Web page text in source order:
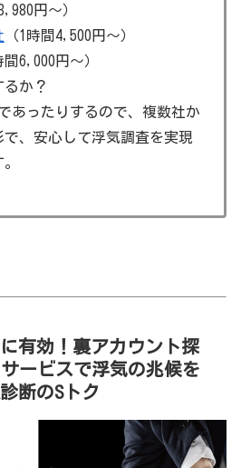
円～）
（1時間4,500円～）
間6,000円～）
か？
あったりするので、複数社か
で、安心して浮気調査を実現
有効！裏アカウント探
サービスで浮気の兆候を
断のSトク